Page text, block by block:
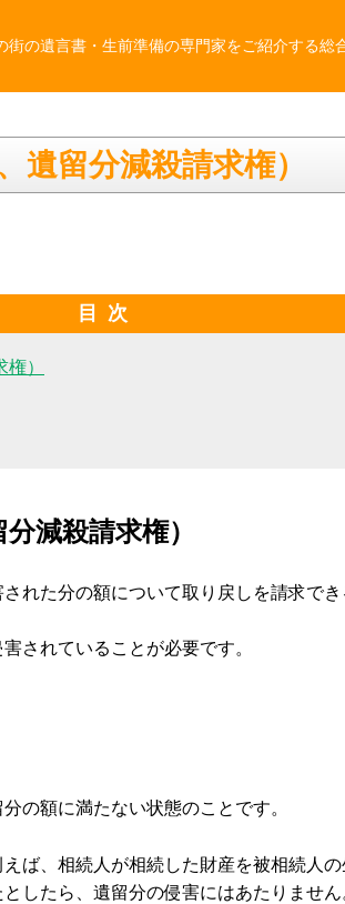
街の遺言書・生前準備の専門家をご紹介する総
遺留分減殺請求権）
目次
）
減殺請求権）
れた分の額について取り戻しを請求でき
されていることが必要です。
の額に満たない状態のことです。
ば、相続人が相続した財産を被相続人
したら、遺留分の侵害にはあたりません